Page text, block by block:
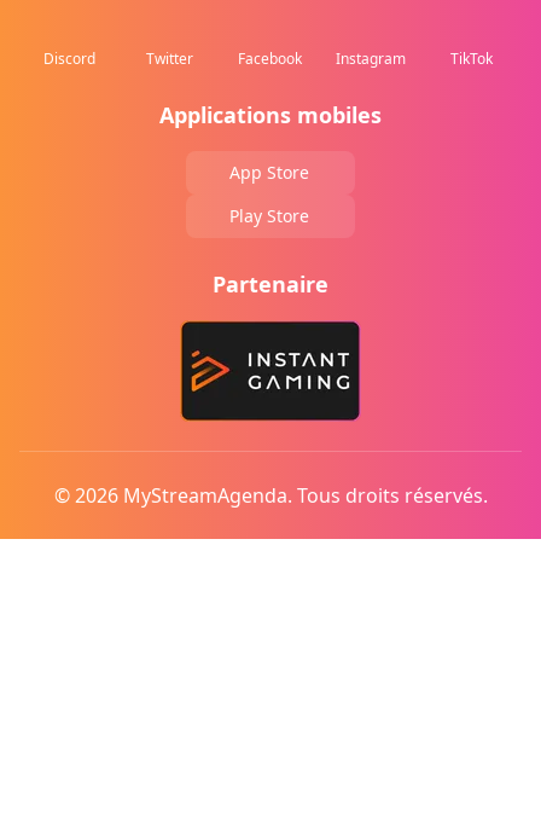
Discord Twitter Facebook Instagram TikTok
Applications mobiles
App Store
Play Store
Partenaire
© 2026 MyStreamAgenda. Tous droits réservés.